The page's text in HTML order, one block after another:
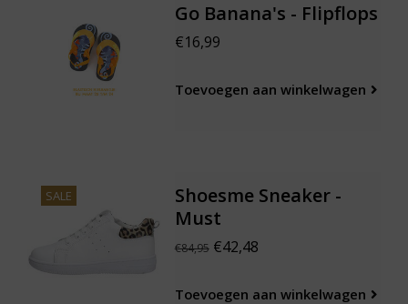
Go Banana's - Flipflops
€16,99
Toevoegen aan winkelwagen
SALE
Shoesme Sneaker -
Must
€84,95€42,48
Toevoegen aan winkelwagen